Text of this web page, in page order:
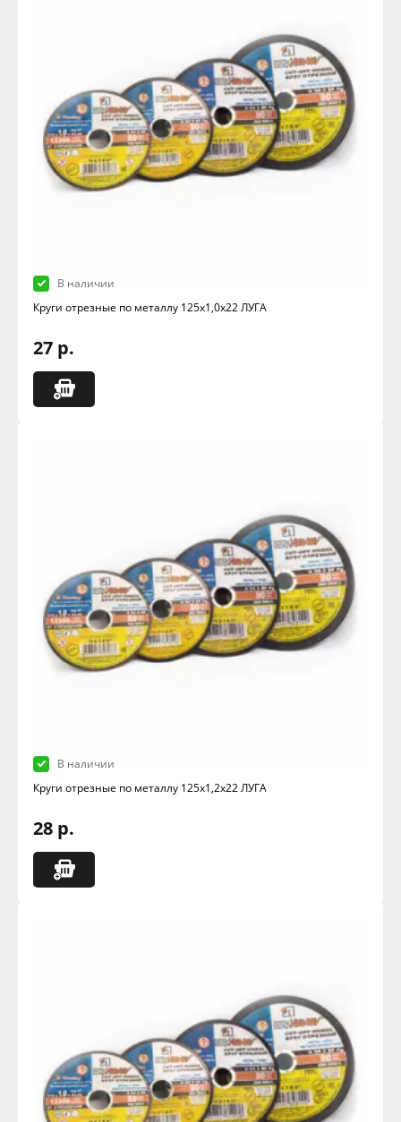
В наличии
Круги отрезные по металлу 125х1,0х22 ЛУГА
27 р.
В наличии
Круги отрезные по металлу 125х1,2х22 ЛУГА
28 р.